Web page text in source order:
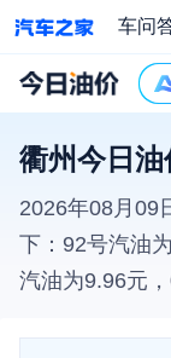
车问
衢州今日
2026年08月09
下：92号汽油为
汽油为9.96元